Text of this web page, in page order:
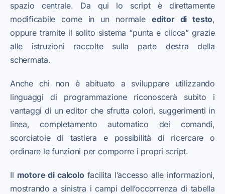
spazio centrale. Da qui lo script è direttamente
modificabile come in un normale editor di testo,
oppure tramite il solito sistema “punta e clicca” grazie
alle istruzioni raccolte sulla parte destra della
schermata.
Anche chi non è abituato a sviluppare utilizzando
linguaggi di programmazione riconoscerà subito i
vantaggi di un editor che sfrutta colori, suggerimenti in
linea, completamento automatico dei comandi,
scorciatoie di tastiera e possibilità di ricercare o
ordinare le funzioni per comporre i propri script.
Il motore di calcolofacilita l’accesso alle informazioni,
mostrando a sinistra i campi dell’occorrenza di tabella